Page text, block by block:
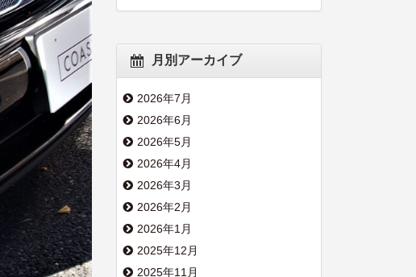
月別アーカイブ
2026年7月
2026年6月
2026年5月
2026年4月
2026年3月
2026年2月
2026年1月
2025年12月
2025年11月